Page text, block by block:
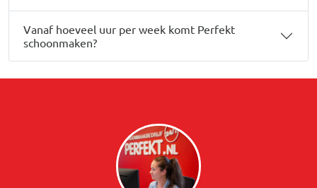
Vanaf hoeveel uur per week komt Perfekt
schoonmaken?
Afbeelding